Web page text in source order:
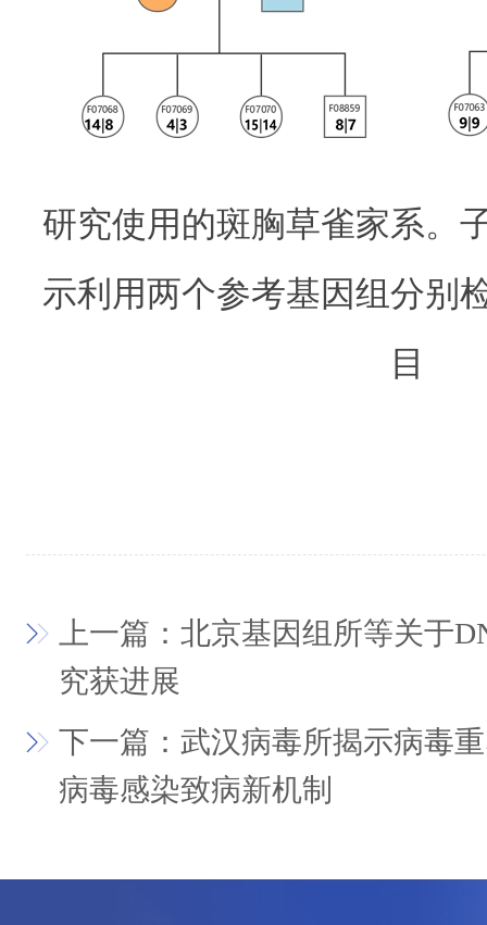
研究使用的斑胸草雀家系。
示利用两个参考基因组分别
目
上一篇：北京基因组所等关于
究获进展
下一篇：武汉病毒所揭示病毒
病毒感染致病新机制